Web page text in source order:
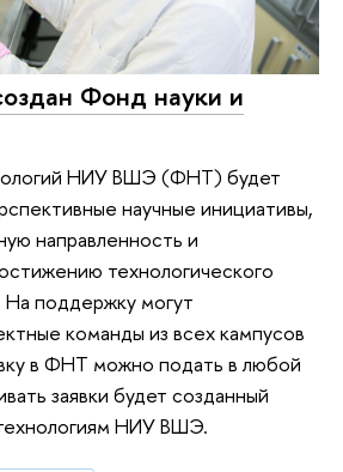
Фонд науки и
НИУ ВШЭ (ФНТ) будет
научные инициативы,
направленность и
технологического
На поддержку могут
команды из всех кампусов
в ФНТ можно подать в любой
заявки будет созданный
НИУ ВШЭ.